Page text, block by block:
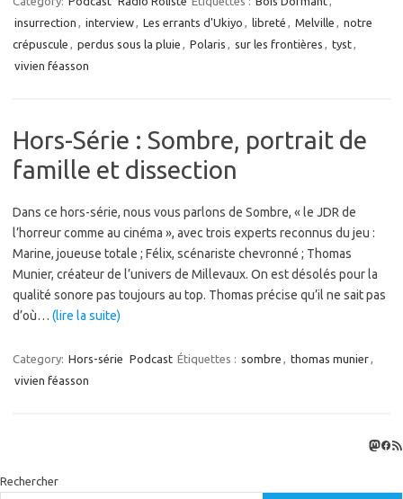
insurrection , interview, Les errants d'Ukiyo , libreté , Melville , notre
crépuscule , perdus sous la pluie , Polaris , sur les frontières , tyst,
vivien féasson
Hors-Série : Sombre, portrait de
famille et dissection
Dans ce hors-série, nous vous parlons de Sombre, « le JDR de
l’horreur comme au cinéma », avec trois experts reconnus du jeu :
Marine, joueuse totale ; Félix, scénariste chevronné ; Thomas
Munier, créateur de l’univers de Millevaux. On est désolés pour la
qualité sonore pas toujours au top. Thomas précise qu’il ne sait pas
d’où… (lire la suite)
Category: Hors-série Podcast Étiquettes : sombre , thomas munier,
vivien féasson
Flux
Rechercher